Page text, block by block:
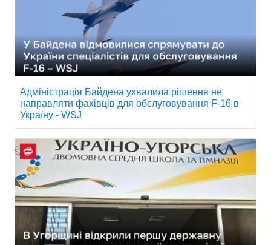
Адміністрація Байдена ухвалила рішення не
направляти фахівців для обслуговування F-16 в
Україну - WSJ